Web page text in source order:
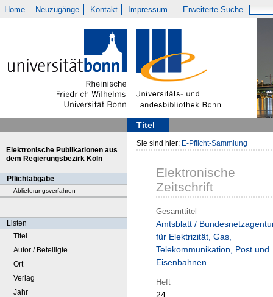
Home Neuzugänge Kontakt Impressum Erweiterte Suche
Titel
Elektronische Publikationen aus
dem Regierungsbezirk Köln
Pflichtabgabe
Ablieferungsverfahren
Listen
Titel
Autor / Beteiligte
Ort
Verlag
Jahr
Sie sind hier: E-Pflicht-Sammlung
Elektronische
Zeitschrift
Gesamttitel
Amtsblatt /
für Elektrizität, Gas,
Telekommunikation, Post und
Eisenbahnen
Heft
24